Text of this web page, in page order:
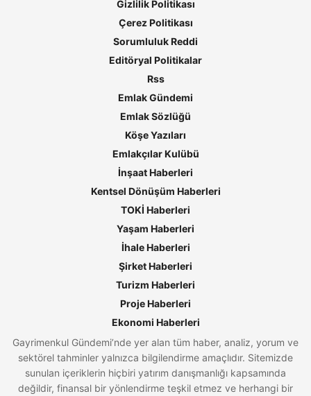
Gizlilik Politikası
Çerez Politikası
Sorumluluk Reddi
Editöryal Politikalar
Rss
Emlak Gündemi
Emlak Sözlüğü
Köşe Yazıları
Emlakçılar Kulübü
İnşaat Haberleri
Kentsel Dönüşüm Haberleri
TOKİ Haberleri
Yaşam Haberleri
İhale Haberleri
Şirket Haberleri
Turizm Haberleri
Proje Haberleri
Ekonomi Haberleri
Gayrimenkul Gündemi’nde yer alan tüm haber, analiz, yorum ve
sektörel tahminler yalnızca bilgilendirme amaçlıdır. Sitemizde
sunulan içeriklerin hiçbiri yatırım danışmanlığı kapsamında
değildir, finansal bir yönlendirme teşkil etmez ve herhangi bir